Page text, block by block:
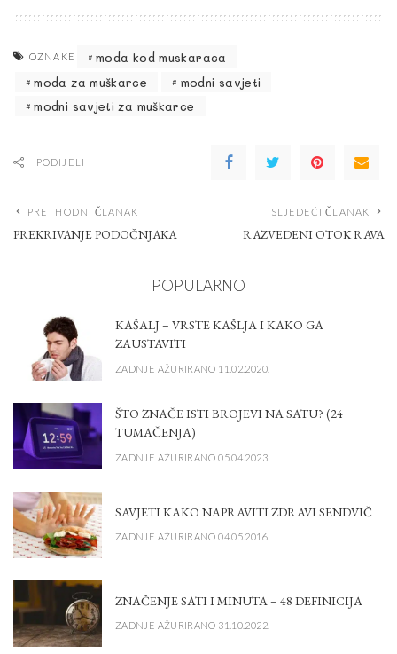
OZNAKE
moda kod muskaraca
moda za muškarce
modni savjeti
modni savjeti za muškarce
PODIJELI
PRETHODNI ČLANAK
PREKRIVANJE PODOČNJAKA
SLJEDEĆI ČLANAK
RAZVEDENI OTOK RAVA
POPULARNO
KAŠALJ – VRSTE KAŠLJA I KAKO GA
ZAUSTAVITI
ZADNJE AŽURIRANO 11.02.2020.
ŠTO ZNAČE ISTI BROJEVI NA SATU? (24
TUMAČENJA)
ZADNJE AŽURIRANO 05.04.2023.
SAVJETI KAKO NAPRAVITI ZDRAVI SENDVIČ
ZADNJE AŽURIRANO 04.05.2016.
ZNAČENJE SATI I MINUTA – 48 DEFINICIJA
ZADNJE AŽURIRANO 31.10.2022.